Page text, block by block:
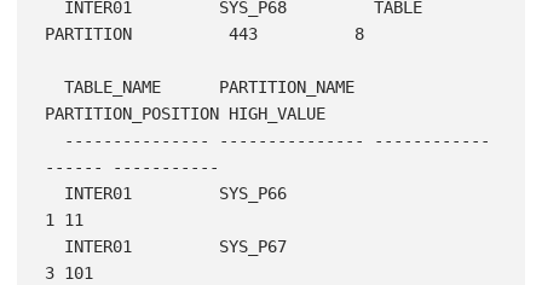
PARTITION          443          8
PARTITION_POSITION HIGH_VALUE
------ -----------
1 11
3 101